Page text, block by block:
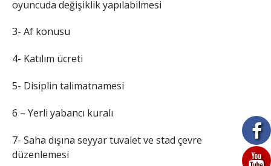
oyuncuda değişiklik yapılabilmesi
3- Af konusu
4- Katılım ücreti
5- Disiplin talimatnamesi
6 – Yerli yabancı kuralı
7- Saha dışına seyyar tuvalet ve stad çevre
düzenlemesi